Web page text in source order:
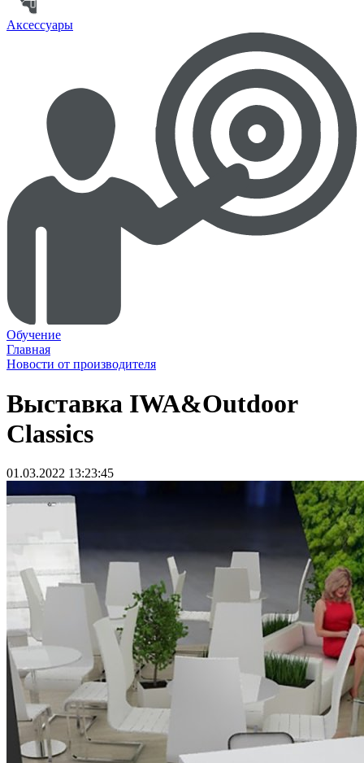
Аксессуары
Обучение
Главная
Новости от производителя
Выставка IWA&Outdoor
Classics
01.03.2022 13:23:45